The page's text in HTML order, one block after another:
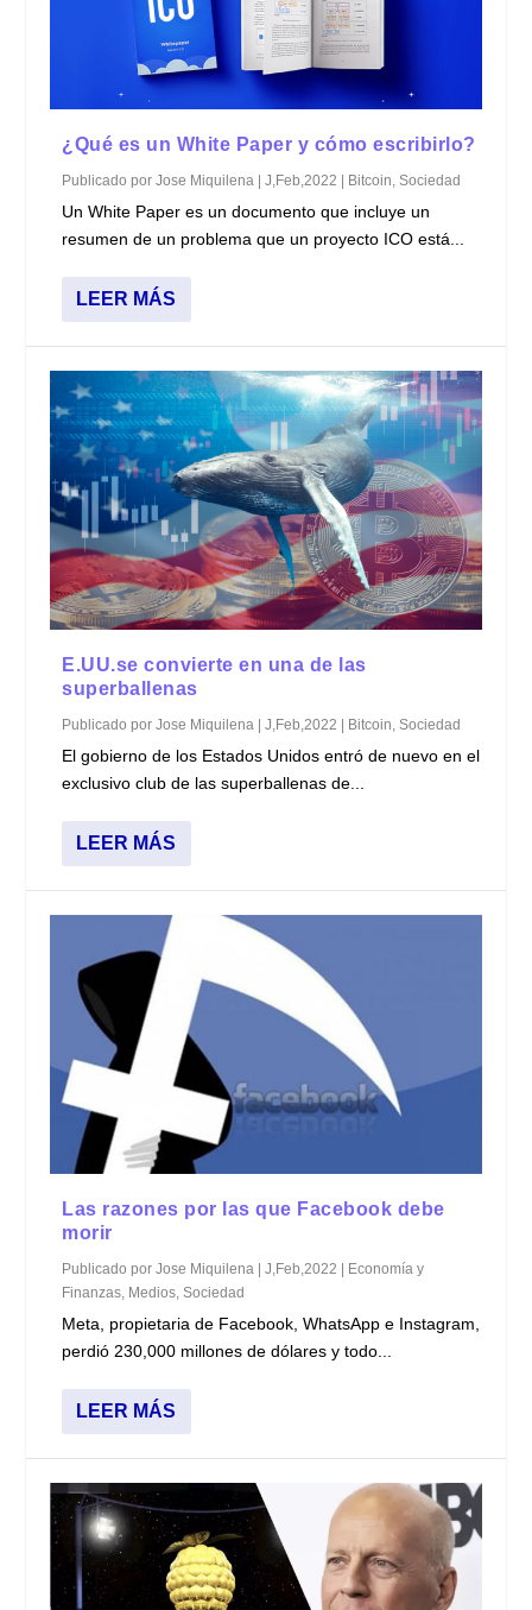
¿Qué es un White Paper y cómo escribirlo?
Publicado porJose Miquilena |J,Feb,2022 Bitcoin,Sociedad
Un White Paper es un documento que incluye un
resumen de un problema que un proyecto ICO está...
LEER MÁS
E.UU.se convierte en una de las
superballenas
Publicado porJose Miquilena |J,Feb,2022 | Bitcoin ,Sociedad
El gobierno de los Estados Unidos entró de nuevo en el
exclusivo club de las superballenas de...
LEER MÁS
Las razones por las que Facebook debe
morir
Publicado porJose Miquilena |J,Feb,2022 | Economía y
Finanzas Medios ,Sociedad
Meta, propietaria de Facebook, WhatsApp e Instagram,
perdió 230,000 millones de dólares y todo...
LEER MÁS